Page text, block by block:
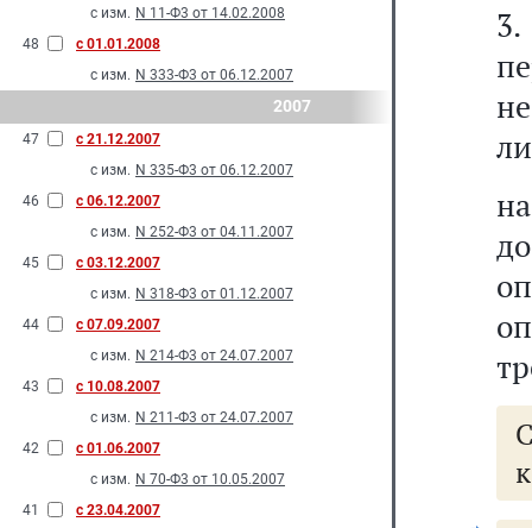
с изм. N 11-Ф3 от 14.02.2008
48
с 01.01.2008
с изм. N 333-Ф3 от 06.12.2007
2007
47
с 21.12.2007
с изм. N 335-Ф3 от 06.12.2007
46
с 06.12.2007
с изм. N 252-Ф3 от 04.11.2007
45
с 03.12.2007
с изм. N 318-Ф3 от 01.12.2007
44
с 07.09.2007
с изм. N 214-Ф3 от 24.07.2007
43
с 10.08.2007
с изм. N 211-Ф3 от 24.07.2007
42
с 01.06.2007
с изм. N 70-Ф3 от 10.05.2007
41
с 23.04.2007